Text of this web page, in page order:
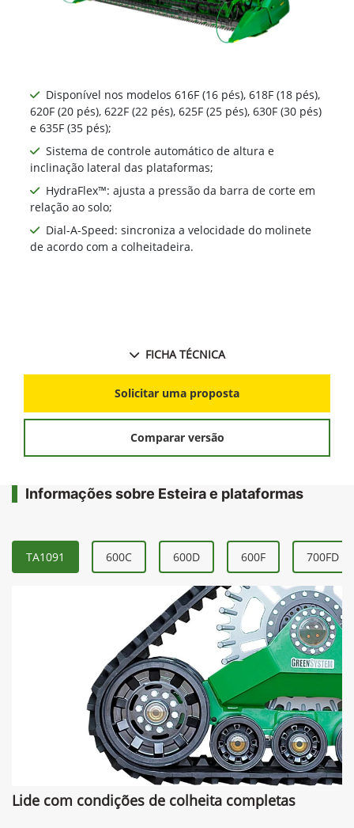
Disponível nos modelos 616F (16 pés), 618F (18 pés),
620F (20 pés), 622F (22 pés), 625F (25 pés), 630F (30 pés)
e 635F (35 pés);
Sistema de controle automático de altura e
inclinação lateral das plataformas;
HydraFlex™: ajusta a pressão da barra de corte em
relação ao solo;
Dial-A-Speed: sincroniza a velocidade do molinete
de acordo com a colheitadeira.
FICHA TÉCNICA
Solicitar uma proposta
Comparar versão
Informações sobre Esteira e plataformas
TA1091 600C 600D 600F 700FD
Lide com condições de colheita completas